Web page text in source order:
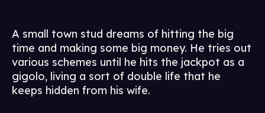
A small town stud dreams of hitting the big
time and making some big money. He tries out
various schemes until he hits the jackpot as a
gigolo, living a sort of double life that he
keeps hidden from his wife.